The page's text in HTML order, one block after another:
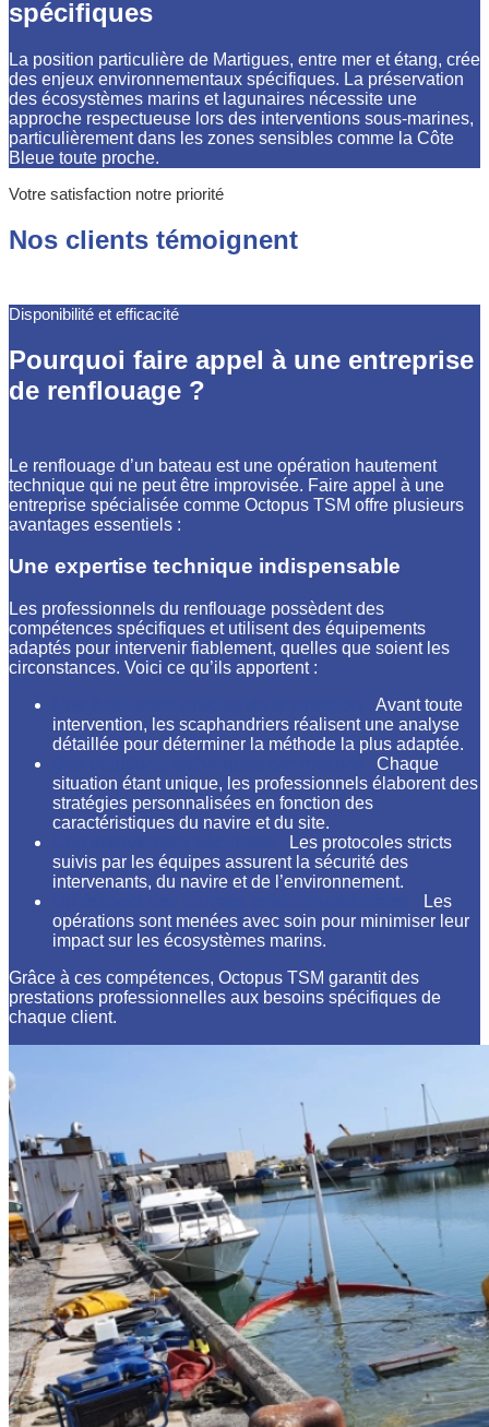
spécifiques
La position particulière de Martigues, entre mer et étang, crée
des enjeux environnementaux spécifiques. La préservation
des écosystèmes marins et lagunaires nécessite une
approche respectueuse lors des interventions sous-marines,
particulièrement dans les zones sensibles comme la Côte
Bleue toute proche.
Votre satisfaction notre priorité
Nos clients témoignent
Disponibilité et efficacité
Pourquoi faire appel à une entreprise
de renflouage ?
Le renflouage d’un bateau est une opération hautement
technique qui ne peut être improvisée. Faire appel à une
entreprise spécialisée comme Octopus TSM offre plusieurs
avantages essentiels :
Une expertise technique indispensable
Les professionnels du renflouage possèdent des
compétences spécifiques et utilisent des équipements
adaptés pour intervenir fiablement, quelles que soient les
circonstances. Voici ce qu’ils apportent :
Avant toute
intervention, les scaphandriers réalisent une analyse
détaillée pour déterminer la méthode la plus adaptée.
Chaque
situation étant unique, les professionnels élaborent des
stratégies personnalisées en fonction des
caractéristiques du navire et du site.
Les protocoles stricts
suivis par les équipes assurent la sécurité des
intervenants, du navire et de l’environnement.
Les
opérations sont menées avec soin pour minimiser leur
impact sur les écosystèmes marins.
Grâce à ces compétences, Octopus TSM garantit des
prestations professionnelles aux besoins spécifiques de
chaque client.